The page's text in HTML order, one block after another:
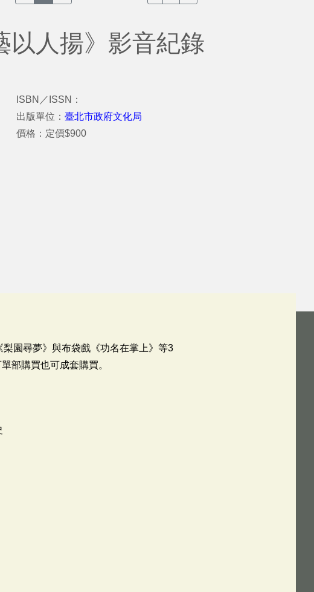
以人揚》影音紀錄
ISBN／ISSN：
出版單位：臺北市政府文化局
價格：定價$900
園尋夢》與布袋戲《功名在掌上》等3
部購買也可成套購買。